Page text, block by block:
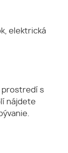
elektrická
prostredí s
nájdete